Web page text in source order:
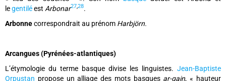
legentiléest Arbonar27,28.
Arbonnecorrespondrait au prénom Harbjörn.
Arcangues (Pyrénées-atlantiques)
L’étymologie du terme basque divise les linguistes. Jean-Baptiste
Orpustan propose un alliage des mots basques ar-gain, « hauteur